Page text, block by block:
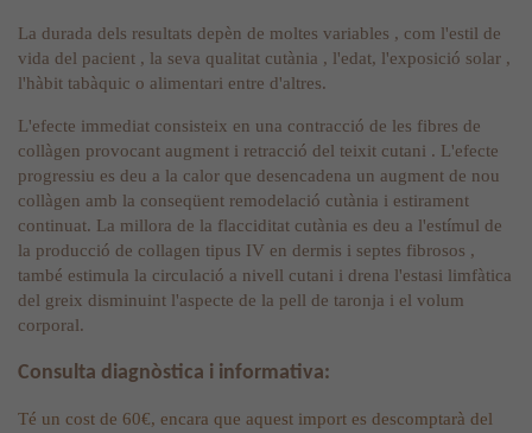
La durada dels resultats depèn de moltes variables , com l'estil de
vida del pacient , la seva qualitat cutània , l'edat, l'exposició solar ,
l'hàbit tabàquic o alimentari entre d'altres.
L'efecte immediat consisteix en una contracció de les fibres de
collàgen provocant augment i retracció del teixit cutani . L'efecte
progressiu es deu a la calor que desencadena un augment de nou
collàgen amb la conseqüent remodelació cutània i estirament
continuat. La millora de la flacciditat cutània es deu a l'estímul de
la producció de collagen tipus IV en dermis i septes fibrosos ,
també estimula la circulació a nivell cutani i drena l'estasi limfàtica
del greix disminuint l'aspecte de la pell de taronja i el volum
corporal.
Consulta diagnòstica i informativa:
Té un cost de 60€, encara que aquest import es descomptarà del